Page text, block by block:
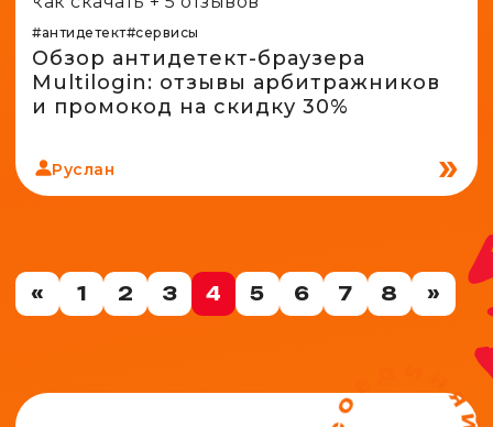
#антидетект#сервисы
Обзор антидетект-браузера
Multilogin: отзывы арбитражников
и промокод на скидку 30%
Руслан
« 1 2 3 4 5 6 7 8 »